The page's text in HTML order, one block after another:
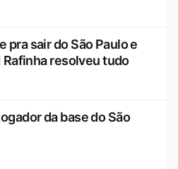
pra sair do São Paulo e
Rafinha resolveu tudo
da base do São